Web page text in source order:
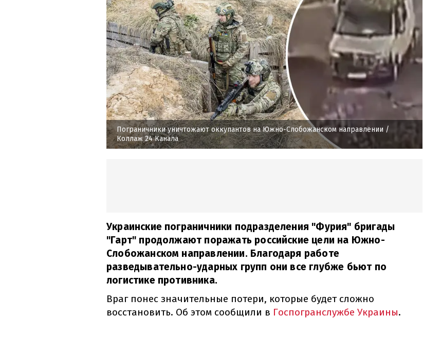
Пограничники уничтожают оккупантов на Южно-Слобожанском направлении /
Коллаж 24 Канала
Украинские пограничники подразделения "Фурия" бригады
"Гарт" продолжают поражать российские цели на Южно-
Слобожанском направлении. Благодаря работе
разведывательно-ударных групп они все глубже бьют по
логистике противника.
Враг понес значительные потери, которые будет сложно
восстановить. Об этом сообщили в Госпогранслужбе Украины.